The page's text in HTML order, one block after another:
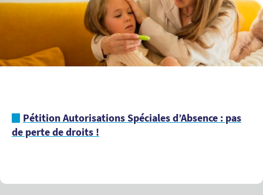
Pétition Autorisations Spéciales d’Absence : pas
de perte de droits !